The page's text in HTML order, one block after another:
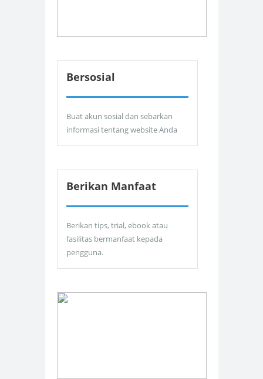
Bersosial
Buat akun sosial dan sebarkan
informasi tentang website Anda
Berikan Manfaat
Berikan tips, trial, ebook atau
fasilitas bermanfaat kepada
pengguna.